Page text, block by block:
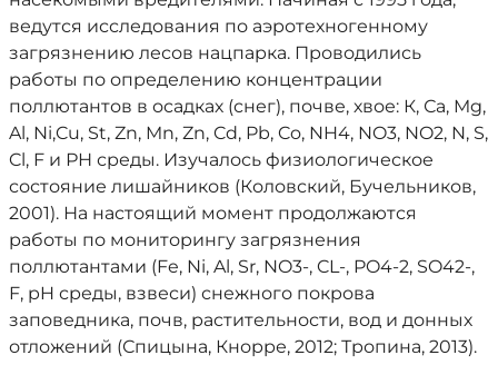
ведутся исследования по аэротехногенному
загрязнению лесов нацпарка. Проводились
работы по определению концентрации
поллютантов в осадках (снег), почве, хвое: К, Са, Mg,
Al, Ni,Cu, St, Zn, Mn, Zn, Cd, Pb, Co, NH4, NO3, NO2, N, S,
Cl, F и РН среды. Изучалось физиологическое
состояние лишайников (Коловский, Бучельников,
2001). На настоящий момент продолжаются
работы по мониторингу загрязнения
поллютантами (Fe, Ni, Al, Sr, NO3-, CL-, PO4-2, SO42-,
F, pH среды, взвеси) снежного покрова
заповедника, почв, растительности, вод и донных
отложений (Спицына, Кнорре, 2012; Тропина, 2013).